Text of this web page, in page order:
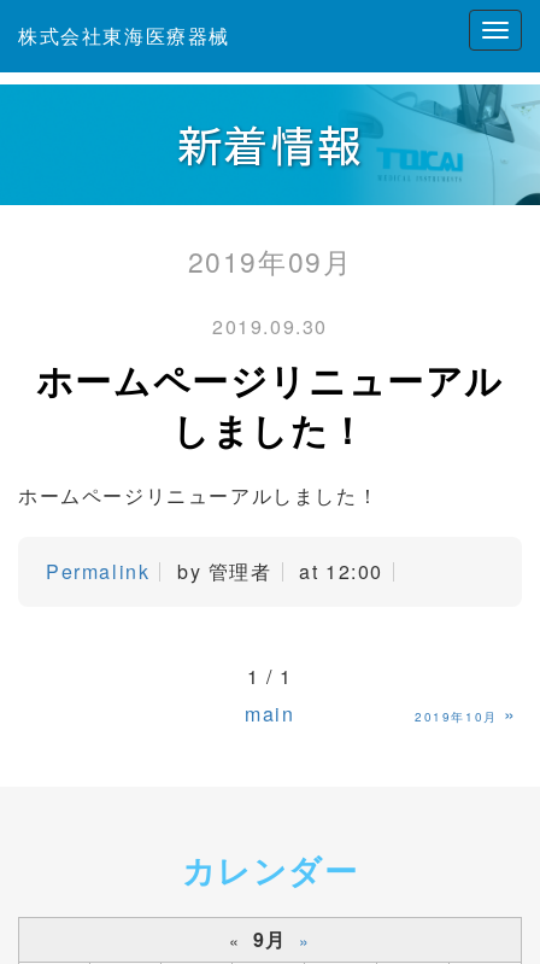
株式会社東海医療器械
新着情報
2019年09月
2019.09.30
ホームページリニューアル
しました！
ホームページリニューアルしました！
Permalink by 管理者 at 12:00
1 / 1
main
2019年10月 »
カレンダー
« 9月
»